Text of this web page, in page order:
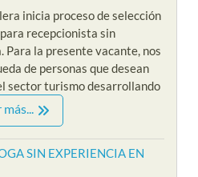
inicia proceso de selección
recepcionista sin
Para la presente vacante, nos
de personas que desean
sector turismo desarrollando
SIN EXPERIENCIA EN